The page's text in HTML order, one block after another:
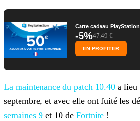
Carte cadeau
-5%47,49 €
EN PROFITER
La maintenance du patch 10.40 a lieu
septembre, et avec elle ont fuité les
semaines 9 et 10 de Fortnite !